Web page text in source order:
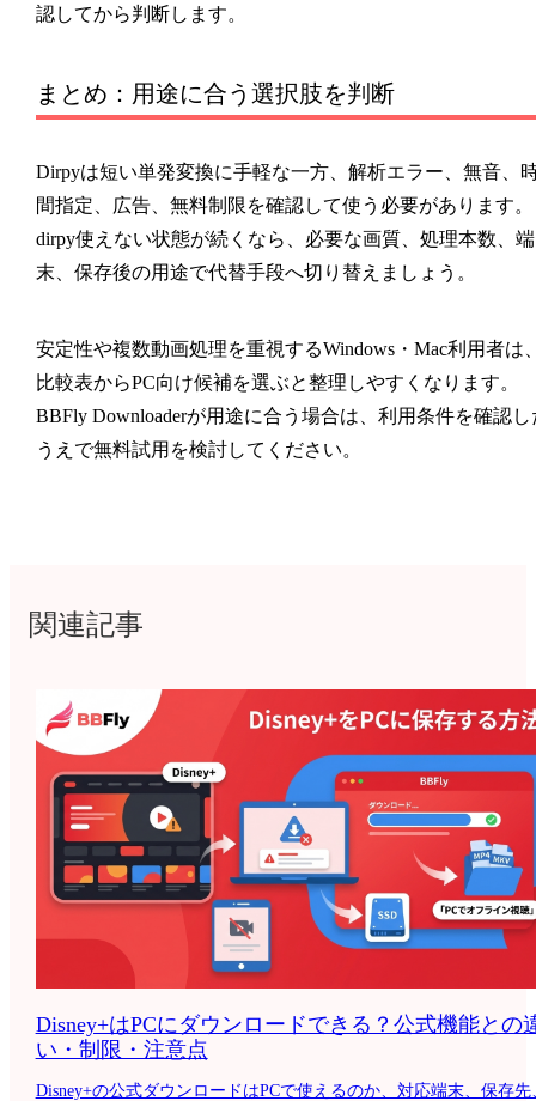
認してから判断します。
まとめ：用途に合う選択肢を判断
Dirpyは短い単発変換に手軽な一方、解析エラー、無音、
間指定、広告、無料制限を確認して使う必要があります。
dirpy使えない状態が続くなら、必要な画質、処理本数、端
末、保存後の用途で代替手段へ切り替えましょう。
安定性や複数動画処理を重視するWindows・Mac利用者は
比較表からPC向け候補を選ぶと整理しやすくなります。
BBFly Downloaderが用途に合う場合は、利用条件を確認し
うえで無料試用を検討してください。
関連記事
Disney+はPCにダウンロードできる？公式機能との
い・制限・注意点
Disney+の公式ダウンロードはPCで使えるのか、対応端末、保存先